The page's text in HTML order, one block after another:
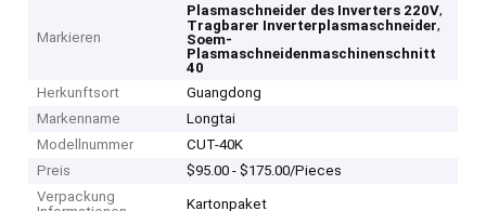
Markieren
Plasmaschneider des Inverters 220V,
Tragbarer Inverterplasmaschneider,
Soem-
Plasmaschneidenmaschinenschnitt
40
Herkunftsort
Guangdong
Markenname
Longtai
Modellnummer
CUT-40K
Preis
$95.00 - $175.00/Pieces
Verpackung
Kartonpaket